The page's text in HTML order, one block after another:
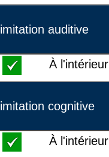
auditive
À l'intérieur
cognitive
À l'intérieur